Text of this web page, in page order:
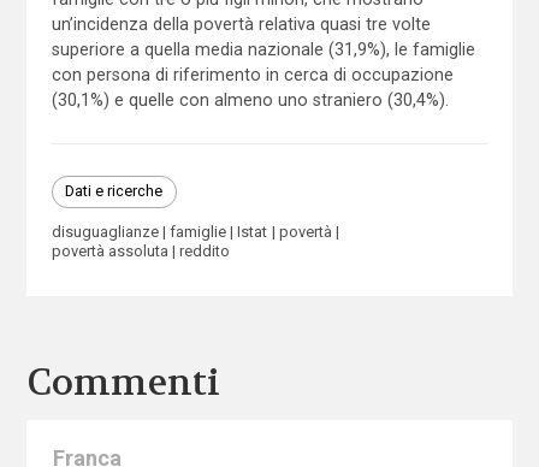
un’incidenza della povertà relativa quasi tre volte
superiore a quella media nazionale (31,9%), le famiglie
con persona di riferimento in cerca di occupazione
(30,1%) e quelle con almeno uno straniero (30,4%).
Dati e ricerche
disuguaglianze famiglie Istat
povertà
povertà assoluta
reddito
Commenti
Franca